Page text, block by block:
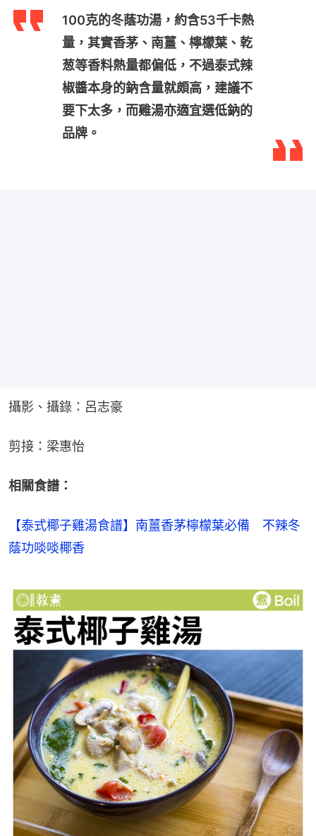
100克的冬蔭功湯，約含53千卡熱
量，其實香茅、南薑、檸檬葉、乾
葱等香料熱量都偏低，不過泰式辣
椒醬本身的鈉含量就頗高，建議不
要下太多，而雞湯亦適宜選低鈉的
品牌。
攝影、攝錄：呂志豪
剪接：梁惠怡
相關食譜：
【泰式椰子雞湯食譜】南薑香茅檸檬葉必備　不辣冬
蔭功啖啖椰香